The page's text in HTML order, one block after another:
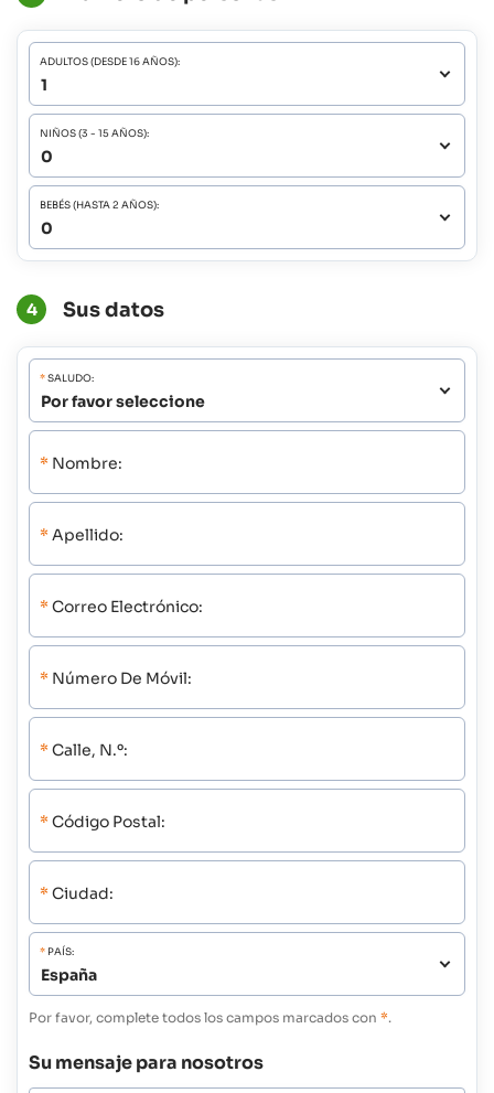
ADULTOS (DESDE 16 AÑOS):
NIÑOS (3 - 15 AÑOS):
BEBÉS (HASTA 2 AÑOS):
4 Sus datos
*SALUDO:
* Nombre:
* Apellido:
* Correo Electrónico:
* Número De Móvil:
* Calle, N.º:
* Código Postal:
* Ciudad:
* PAÍS:
Por favor, complete todos los campos marcados con *.
Su mensaje para nosotros